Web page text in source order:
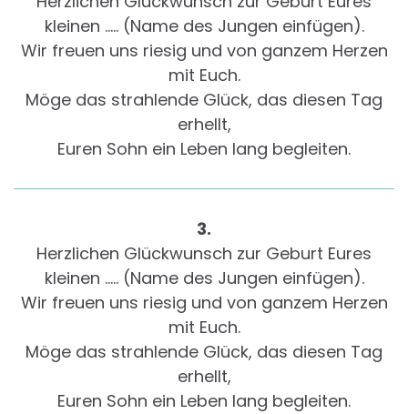
kleinen ….. (Name des Jungen einfügen).
Wir freuen uns riesig und von ganzem Herzen
mit Euch.
Möge das strahlende Glück, das diesen Tag
erhellt,
Euren Sohn ein Leben lang begleiten.
3.
Herzlichen Glückwunsch zur Geburt Eures
kleinen ….. (Name des Jungen einfügen).
Wir freuen uns riesig und von ganzem Herzen
mit Euch.
Möge das strahlende Glück, das diesen Tag
erhellt,
Euren Sohn ein Leben lang begleiten.